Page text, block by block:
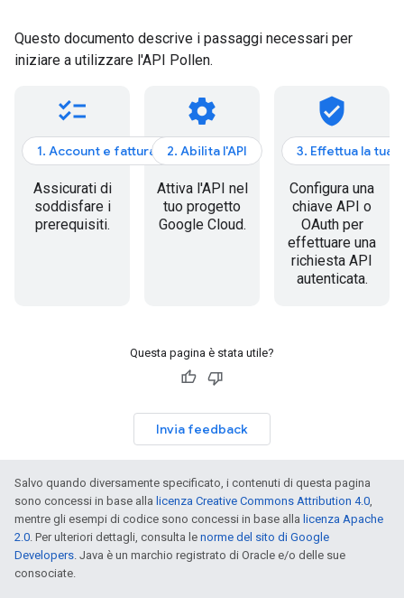
Questo documento descrive i passaggi necessari per
iniziare a utilizzare l'API Pollen.
checklist
1. Account e fatturazione
Assicurati di
soddisfare i
prerequisiti.
settings
2. Abilita l'API
Attiva l'API nel
tuo progetto
Google Cloud.
verified_user
3. Effettua la tua
Configura una
chiave API o
OAuth per
effettuare una
richiesta API
autenticata.
Questa pagina è stata utile?
Invia feedback
Salvo quando diversamente specificato, i contenuti di questa pagina
sono concessi in base alla licenza Creative Commons Attribution 4.0,
mentre gli esempi di codice sono concessi in base alla licenza Apache
2.0. Per ulteriori dettagli, consulta le norme del sito di Google
Developers. Java è un marchio registrato di Oracle e/o delle sue
consociate.